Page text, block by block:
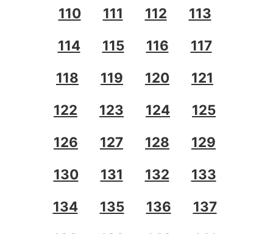
110
111 112
113
114
115 116
117
118
119 120
121
122
123 124
125
126
127 128
129
130
131 132
133
134
135 136
137